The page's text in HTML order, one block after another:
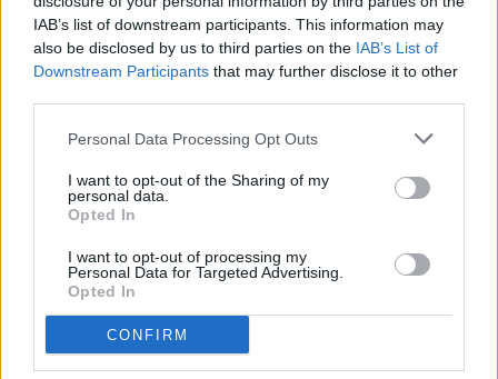
IAB’s list of downstream participants. This information may
also be disclosed by us to third parties on the IAB’s List of
Downstream Participants that may further disclose it to other
Personal Data Processing Opt Outs
I want to opt-out of the Sharing of my
personal data.
Opted In
I want to opt-out of processing my
Personal Data for Targeted Advertising.
Opted In
CONFIRM
dedicats a la seva memòria amb el lema “Hay que seguir”,
símbol del seu llegat, així com una samarreta tricolor signada
per la plantilla del primer equip.
Notícies relacionades
Trobada informal amb els mitjans de
comunicació
El partit de Festa Major tindrà
activitats a la prèvia i es podrà seguir
a peu de camp
CLUB